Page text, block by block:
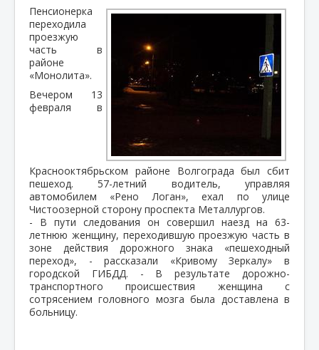
Пенсионерка
переходила
проезжую
часть в
районе
«Монолита».
Вечером 13
февраля в
Краснооктябрьском районе Волгограда был сбит
пешеход. 57-летний водитель, управляя
автомобилем «Рено Логан», ехал по улице
Чистоозерной сторону проспекта Металлургов.
- В пути следования он совершил наезд на 63-
летнюю женщину, переходившую проезжую часть в
зоне действия дорожного знака «пешеходный
переход», - рассказали «Кривому Зеркалу» в
городской ГИБДД. - В результате дорожно-
транспортного происшествия женщина с
сотрясением головного мозга была доставлена в
больницу.